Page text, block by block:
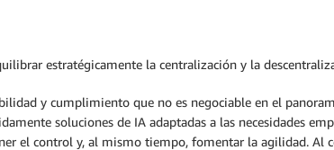
estratégicamente la centralización y la
y cumplimiento que no es negociable en el
soluciones de IA adaptadas a las necesidades
el control y, al mismo tiempo, fomentar la agilidad. Al